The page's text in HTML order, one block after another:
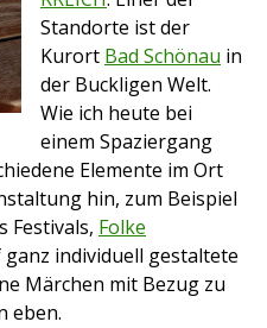
Standorte ist der
Kurort Bad Schönau in
der Buckligen Welt.
Wie ich heute bei
einem Spaziergang
Elemente im Ort
hin, zum Beispiel
Festivals, Folke
individuell gestaltete
Märchen mit Bezug zu
eben.